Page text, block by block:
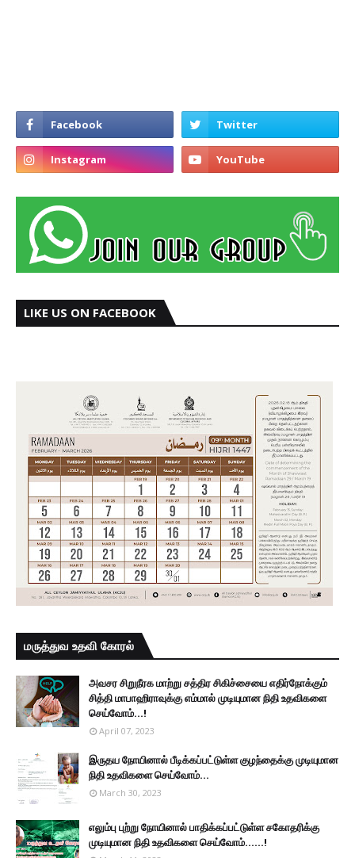
LIKE US ON FACEBOOK
மருத்துவ உதவி கோரல்
அவசர சிறுநீரக மாற்று சத்திர சிகிச்சையை எதிர்நோக்கும்
சித்தி மாபாஹிராவுக்கு எம்மால் முடியுமான நிதி உதவிகளை
செய்வோம்...!
April 07, 2023
இருதய நோயினால் பீடிக்கப்பட்டுள்ள குழந்தைக்கு முடியுமான
நிதி உதவிகளை செய்வோம்...
March 30, 2023
எலும்பு புற்று நோயினால் பாதிக்கப்பட்டுள்ள சகோதரிக்கு
முடியுமான நிதி உதவிகளை செய்வோம்......!